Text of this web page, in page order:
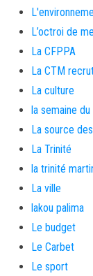
L’octroi de
La CFPPA
La CTM
La culture
la semaine du
La source
La Trinité
la trinité
La ville
lakou palima
Le budget
Le Carbet
Le sport